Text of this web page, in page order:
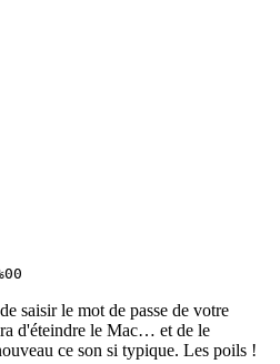
saisir le mot de passe de votre
d'éteindre le Mac… et de le
ce son si typique. Les poils !